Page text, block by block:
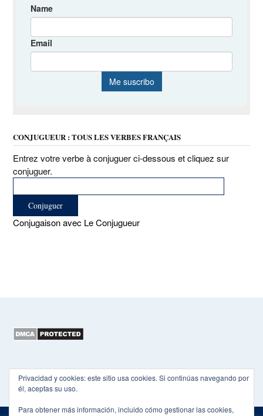
CONJUGUEUR : TOUS LES VERBES FRANÇAIS
Entrez votre verbe à conjuguer ci-dessous et cliquez sur
conjuguer.
Conjugaison avec Le Conjugueur
Privacidad y cookies: este sitio usa cookies. Si continúas navegando por
él, aceptas su uso.
Para obtener más información, incluido cómo gestionar las cookies,
Copyright 2015-2026 EL HEXÁGONO